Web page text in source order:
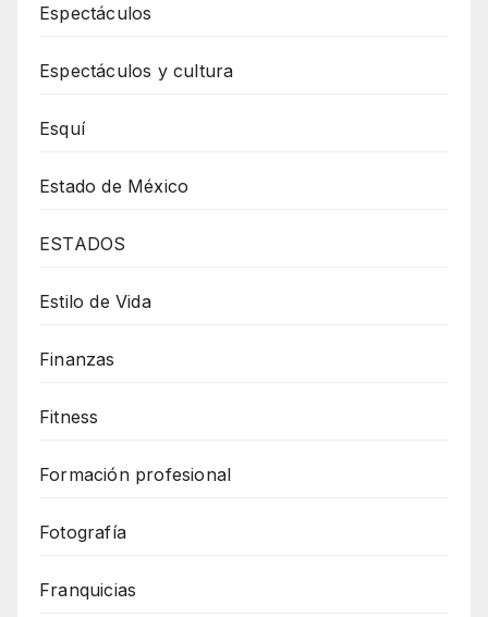
Espectáculos
Espectáculos y cultura
Esquí
Estado de México
ESTADOS
Estilo de Vida
Finanzas
Fitness
Formación profesional
Fotografía
Franquicias